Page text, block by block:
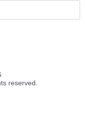
reserved.